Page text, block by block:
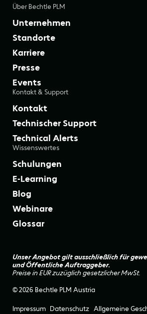
Über Bechtle PLM
Unternehmen
Standorte
Karriere
Presse
Events
Kontakt & Support
Kontakt
Technischer Support
Technical Alerts
Wissenswertes
Schulungen
E-Learning
Blog
Webinare
Glossar
Unser Angebot gilt ausschließlich für
und Öffentliche Auftraggeber.
Preise in EUR zuzüglich gesetzlicher MwSt.
© 2026 Bechtle PLM Austria
Impressum Datenschutz Allgemeine